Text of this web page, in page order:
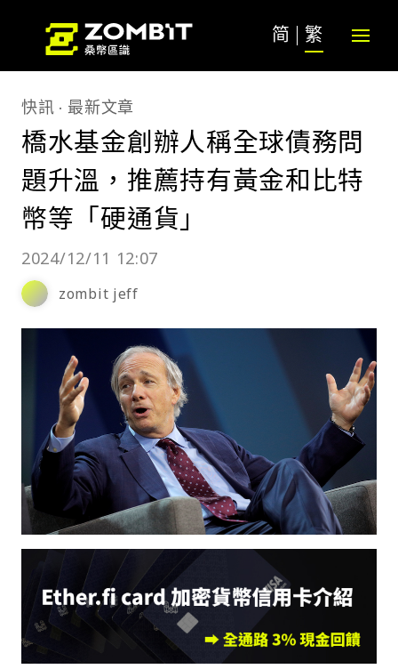
简 繁
快訊 最新文章
橋水基金創辦人稱全球債務問
題升溫，推薦持有黃金和比特
幣等「硬通貨」
2024/12/11 12:07
zombit jeff